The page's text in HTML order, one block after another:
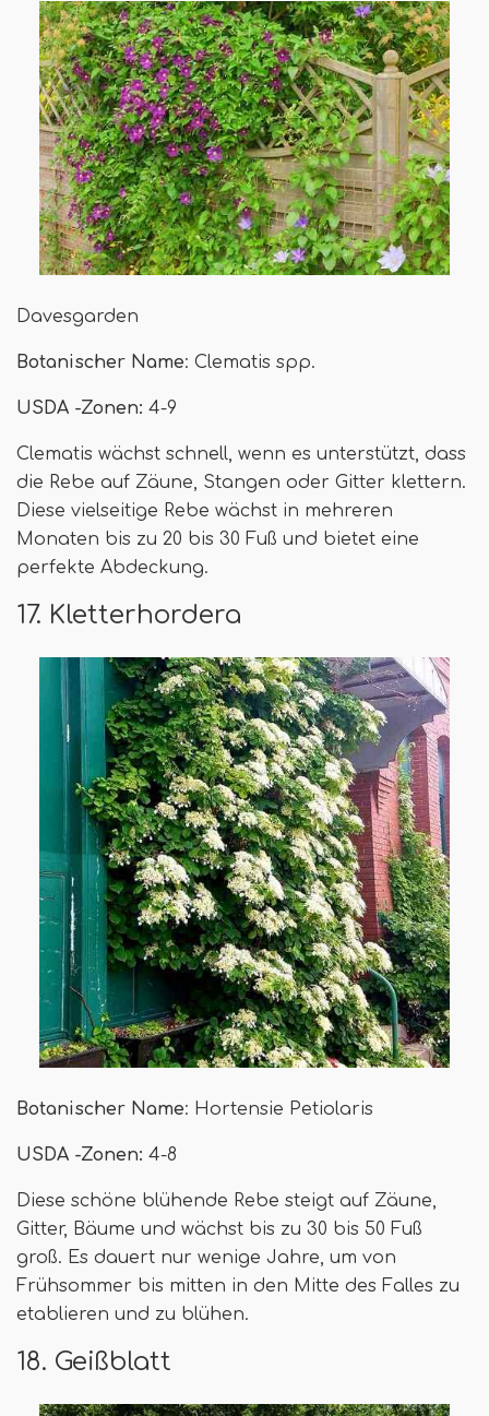
Davesgarden
Botanischer Name: Clematis spp.
USDA -Zonen: 4-9
Clematis wächst schnell, wenn es unterstützt, dass
die Rebe auf Zäune, Stangen oder Gitter klettern.
Diese vielseitige Rebe wächst in mehreren
Monaten bis zu 20 bis 30 Fuß und bietet eine
perfekte Abdeckung.
17. Kletterhordera
Botanischer Name: Hortensie Petiolaris
USDA -Zonen: 4-8
Diese schöne blühende Rebe steigt auf Zäune,
Gitter, Bäume und wächst bis zu 30 bis 50 Fuß
groß. Es dauert nur wenige Jahre, um von
Frühsommer bis mitten in den Mitte des Falles zu
etablieren und zu blühen.
18. Geißblatt